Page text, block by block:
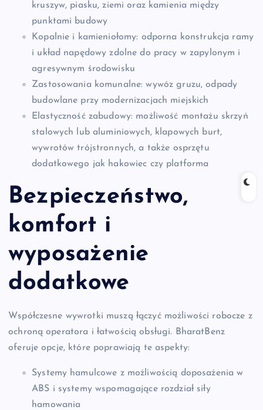
kruszyw, piasku, ziemi oraz kamienia między
punktami budowy
Kopalnie i kamieniołomy: odporna konstrukcja ramy
i układ napędowy zdolne do pracy w zapylonym i
agresywnym środowisku
Zastosowania komunalne: wywóz gruzu, odpady
budowlane przy modernizacjach miejskich
Elastyczność zabudowy: możliwość montażu skrzyń
stalowych lub aluminiowych, klapowych burt,
wywrotów trójstronnych, a także osprzętu
dodatkowego jak hakowiec czy platforma
Bezpieczeństwo,
komfort i
wyposażenie
dodatkowe
Współczesne wywrotki muszą łączyć możliwości robocze z
ochroną operatora i łatwością obsługi. BharatBenz
oferuje opcje, które poprawiają te aspekty:
Systemy hamulcowe z możliwością doposażenia w
ABS i systemy wspomagające rozdział siły
hamowania